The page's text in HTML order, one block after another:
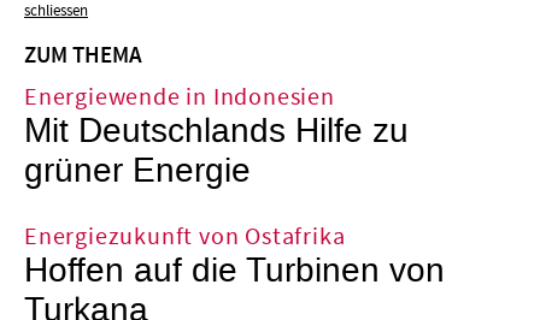
schliessen
ZUM THEMA
Energiewende in Indonesien
Mit Deutschlands Hilfe zu
grüner Energie
Energiezukunft von Ostafrika
Hoffen auf die Turbinen von
Turkana